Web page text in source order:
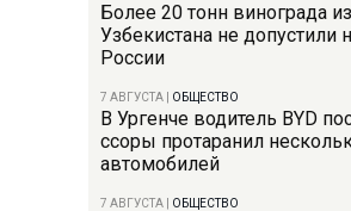
Более 20 тонн винограда из
Узбекистана не допустили
России
7 АВГУСТА ОБЩЕСТВО
В Ургенче водитель BYD
ссоры протаранил
автомобилей
7 АВГУСТА ОБЩЕСТВО